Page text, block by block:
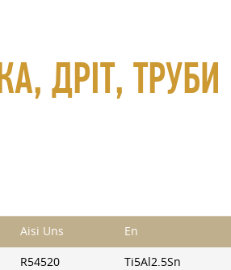
ДРІТ, ТРУБИ
Aisi Uns En
R54520 Ti5Al2.5Sn